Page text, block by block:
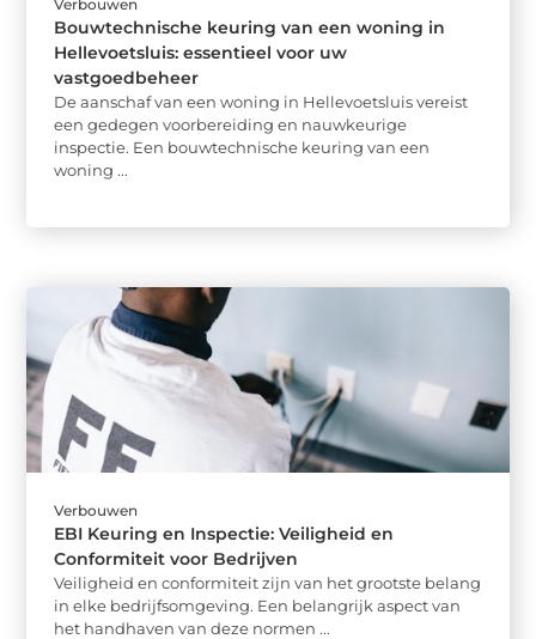
Verbouwen
Bouwtechnische keuring van een woning in
Hellevoetsluis: essentieel voor uw
vastgoedbeheer
De aanschaf van een woning in Hellevoetsluis vereist
een gedegen voorbereiding en nauwkeurige
inspectie. Een bouwtechnische keuring van een
woning ...
Verbouwen
EBI Keuring en Inspectie: Veiligheid en
Conformiteit voor Bedrijven
Veiligheid en conformiteit zijn van het grootste belang
in elke bedrijfsomgeving. Een belangrijk aspect van
het handhaven van deze normen ...